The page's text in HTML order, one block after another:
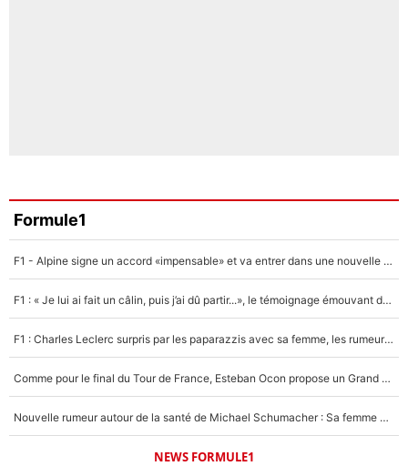
Formule1
F1 - Alpine signe un accord «impensable» et va entrer dans une nouvelle dimension : Grande nouvelle pour Pierre Gasly !
F1 : « Je lui ai fait un câlin, puis j’ai dû partir...», le témoignage émouvant de Max Verstappen sur sa fille
F1 : Charles Leclerc surpris par les paparazzis avec sa femme, les rumeurs étaient vraies !
Comme pour le final du Tour de France, Esteban Ocon propose un Grand Prix de Formule 1 à Paris : «Autour de l’Arc de Triomphe, ce serait génial» !
Nouvelle rumeur autour de la santé de Michael Schumacher : Sa femme Corinna sort du silence
NEWS FORMULE1